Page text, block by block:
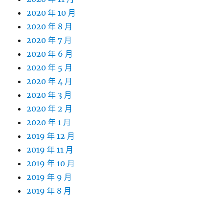
2020 年 10 月
2020 年 8 月
2020 年 7 月
2020 年 6 月
2020 年 5 月
2020 年 4 月
2020 年 3 月
2020 年 2 月
2020 年 1 月
2019 年 12 月
2019 年 11 月
2019 年 10 月
2019 年 9 月
2019 年 8 月